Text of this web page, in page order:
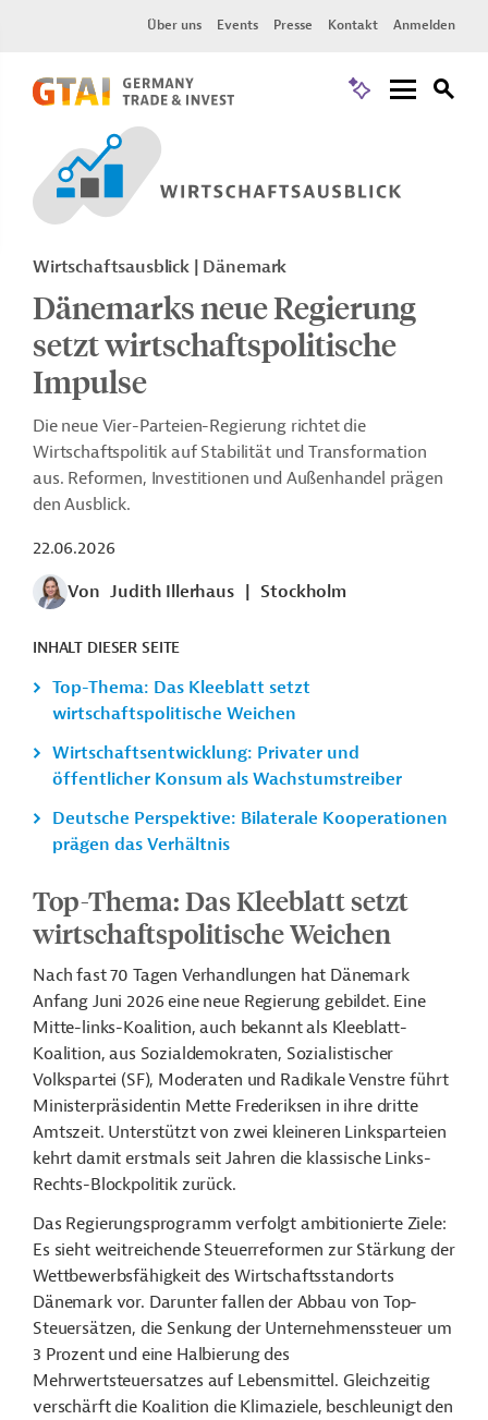
Über uns Events Presse Kontakt Anmelden
Wirtschaftsausblick | Dänemark
Dänemarks neue Regierung
setzt wirtschaftspolitische
Impulse
Die neue Vier-Parteien-Regierung richtet die
Wirtschaftspolitik auf Stabilität und Transformation
aus. Reformen, Investitionen und Außenhandel prägen
den Ausblick.
22.06.2026
Von Judith Illerhaus Stockholm
INHALT DIESER SEITE
Top-Thema: Das Kleeblatt setzt
wirtschaftspolitische Weichen
Wirtschaftsentwicklung: Privater und
öffentlicher Konsum als Wachstumstreiber
Deutsche Perspektive: Bilaterale Kooperationen
prägen das Verhältnis
Top-Thema: Das Kleeblatt setzt
wirtschaftspolitische Weichen
Nach fast 70 Tagen Verhandlungen hat Dänemark
Anfang Juni 2026 eine neue Regierung gebildet. Eine
Mitte-links-Koalition, auch bekannt als Kleeblatt-
Koalition, aus Sozialdemokraten, Sozialistischer
Volkspartei (SF), Moderaten und Radikale Venstre führt
Ministerpräsidentin Mette Frederiksen in ihre dritte
Amtszeit. Unterstützt von zwei kleineren Linksparteien
kehrt damit erstmals seit Jahren die klassische Links-
Rechts-Blockpolitik zurück.
Das Regierungsprogramm verfolgt ambitionierte Ziele:
Es sieht weitreichende Steuerreformen zur Stärkung der
Wettbewerbsfähigkeit des Wirtschaftsstandorts
Dänemark vor. Darunter fallen der Abbau von Top-
Steuersätzen, die Senkung der Unternehmenssteuer um
3 Prozent und eine Halbierung des
Mehrwertsteuersatzes auf Lebensmittel. Gleichzeitig
verschärft die Koalition die Klimaziele, beschleunigt den